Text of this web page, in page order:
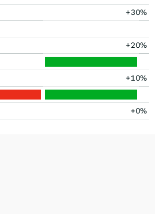
+30%
+20%
+10%
+0%